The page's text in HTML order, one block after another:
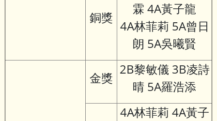
銅獎
霖 4A黃子龍
4A林菲莉 5A曾日
朗 5A吳曦賢
金獎
2B黎敏儀 3B凌詩
晴 5A羅浩添
4A林菲莉 4A黃子